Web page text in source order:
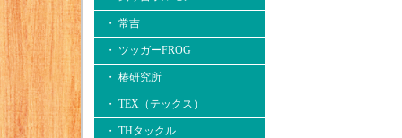
・ 常吉
・ ツッガーFROG
・ 椿研究所
・ TEX（テックス）
・ THタックル